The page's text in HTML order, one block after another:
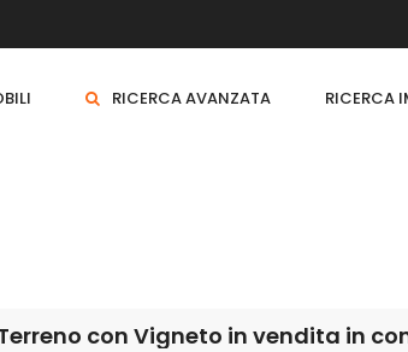
RICERCA AVANZATA RICERCA
con Vigneto in vendita in